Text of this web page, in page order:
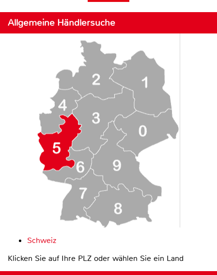
Allgemeine Händlersuche
Schweiz
Klicken Sie auf Ihre PLZ oder wählen Sie ein Land